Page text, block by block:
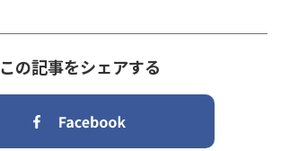
この記事をシェアする